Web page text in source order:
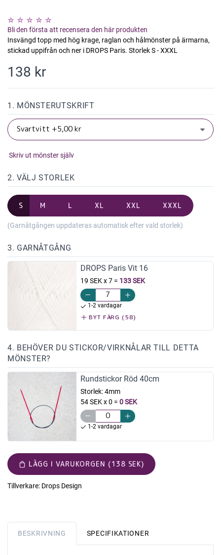
Bli den första att recensera den här produkten
Insvängd topp med hög krage, raglan och hålmönster på ärmarna,
stickad uppifrån och ner i DROPS Paris. Storlek S - XXXL
138 kr
1. MÖNSTERUTSKRIFT
Skriv ut mönster själv
2. VÄLJ STORLEK
S M L XL XXL XXXL
(Garnåtgången uppdateras automatisk efter vald storlek)
3. GARNÅTGÅNG
DROPS Paris Vit 16
19 SEK x 7= 133 SEK
1-2 vardagar
BYT FÄRG (58)
4. BEHÖVER DU STICKOR/VIRKNÅLAR TILL DETTA
MÖNSTER?
Rundstickor Röd 40cm
Storlek:4mm
54 SEK x 0 = 0 SEK
1-2 vardagar
LÄGG I VARUKORGEN (138 SEK)
Tillverkare: Drops Design
BESKRIVNING SPECIFIKATIONER